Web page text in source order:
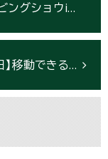
【3/16-17開催】＼住まいのグッドリビングショウin北上2024／今年も開催決定！《終了しました》
【無料WEBセミナー開催｜2月6・19日】移動できるフレキシブル建築『スマートモデューロ』自治体の導入実例紹介